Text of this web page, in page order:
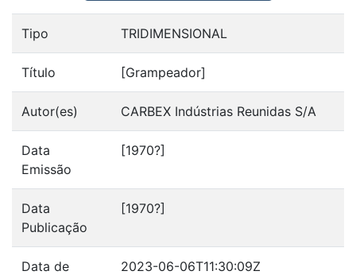
Doações/Aquisições
Fale Conosco
Tipo TRIDIMENSIONAL
Título [Grampeador]
Autor(es) CARBEX Indústrias Reunidas S/A
Data
Emissão
[1970?]
Data
Publicação
[1970?]
Data de
2023-06-06T11:30:09Z